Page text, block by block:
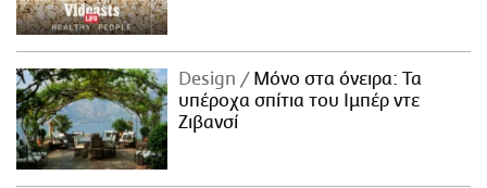
Design
Μόνο στα όνειρα: Τα
υπέροχα σπίτια του Ιμπέρ ντε
Ζιβανσί